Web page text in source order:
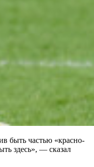
быть частью «красно-
здесь», — сказал